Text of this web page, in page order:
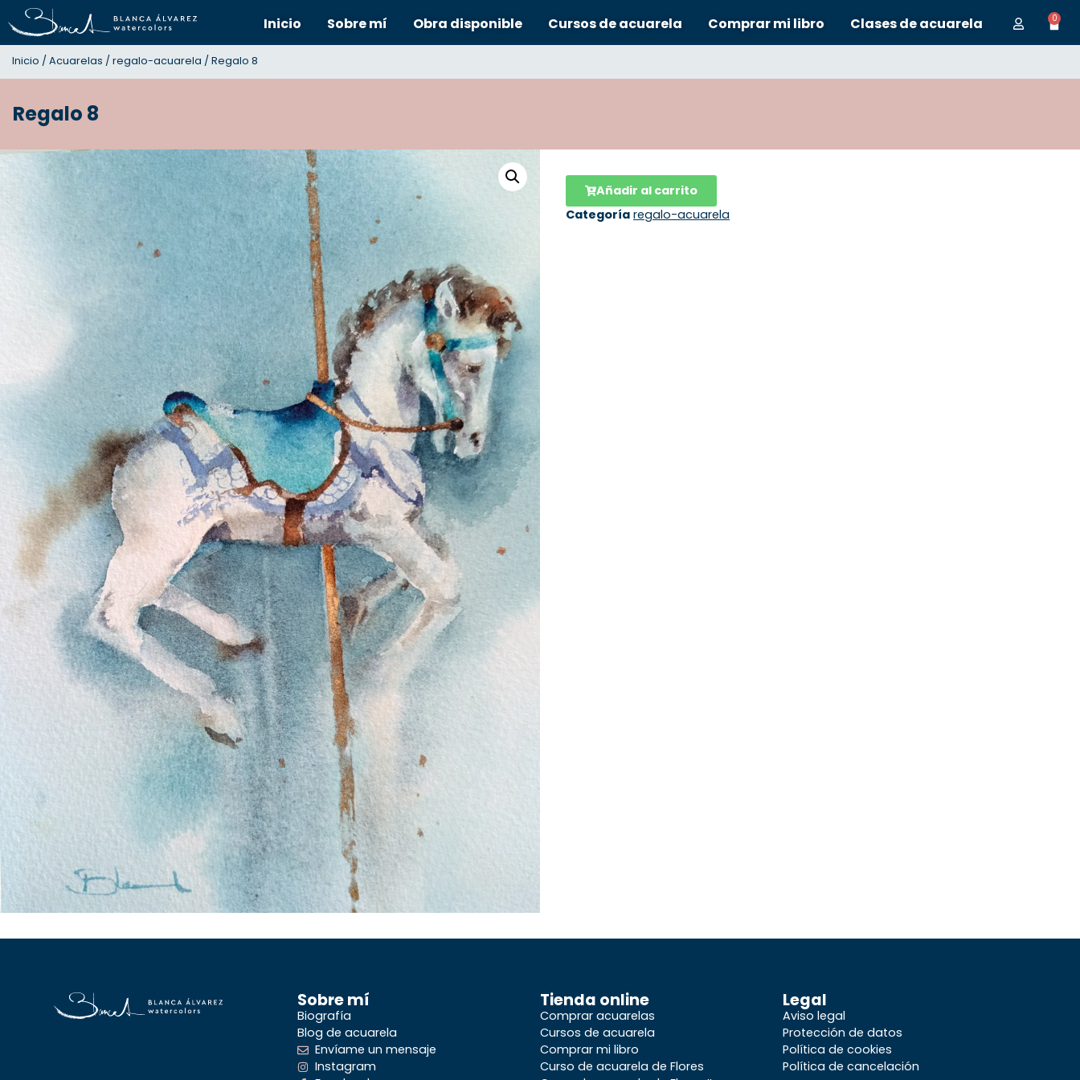
Inicio Sobre mí Obra disponible Cursos de acuarela Comprar mi libro Clases de acuarela 0
Inicio / Acuarelas / regalo-acuarela / Regalo 8
Regalo 8
Añadir al carrito
Categoría regalo-acuarela
Sobre mí
Biografía
Blog de acuarela
Envíame un mensaje
Instagram
Tienda online
Comprar acuarelas
Cursos de acuarela
Comprar mi libro
Curso de acuarela de Flores
Legal
Aviso legal
Protección de datos
Política de cookies
Política de cancelación